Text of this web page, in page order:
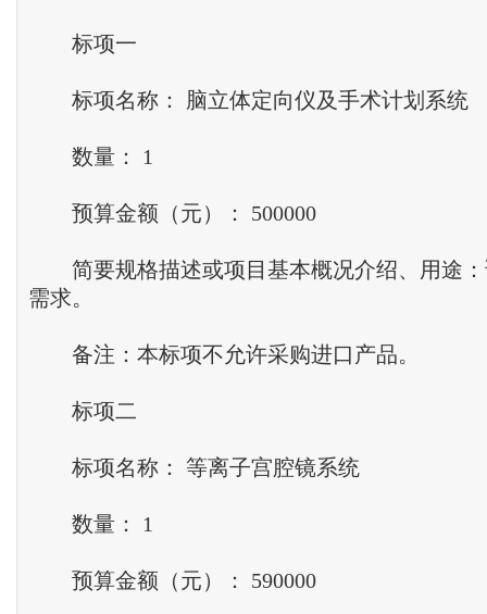
标项一
标项名称： 脑立体定向仪及手术计划系统
数量： 1
预算金额（元）： 500000
简要规格描述或项目基本概况介绍、用途：
需求。
备注：本标项不允许采购进口产品。
标项二
标项名称： 等离子宫腔镜系统
数量： 1
预算金额（元）： 590000